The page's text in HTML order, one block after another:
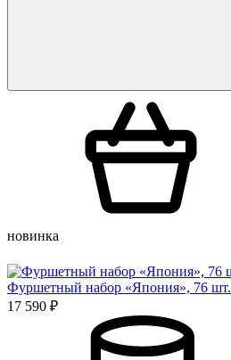
новинка
Фуршетный набор «Япония», 76 шт.
17 590 ₽